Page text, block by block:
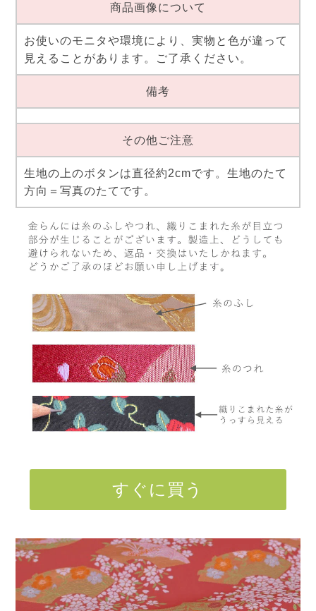
商品画像について
お使いのモニタや環境により、実物と色が違って
見えることがあります。ご了承ください。
備考
その他ご注意
生地の上のボタンは直径約2cmです。生地のたて
方向＝写真のたてです。
すぐに買う